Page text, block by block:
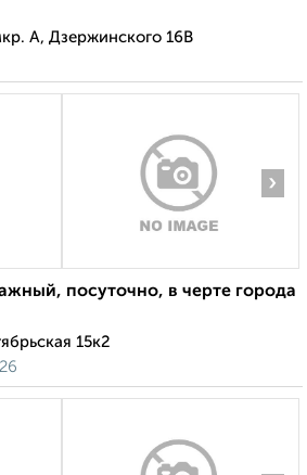
А, Дзержинского 16В
›
посуточно, в черте города
15к2